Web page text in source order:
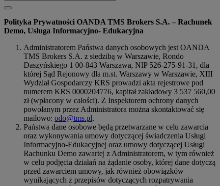
Polityka Prywatności OANDA TMS Brokers S.A. – Rachunek
Demo, Usługa Informacyjno- Edukacyjna
Administratorem Państwa danych osobowych jest OANDA
TMS Brokers S.A. z siedzibą w Warszawie, Rondo
Daszyńskiego 1 00-843 Warszawa, NIP 526-275-91-31, dla
której Sąd Rejonowy dla m.st. Warszawy w Warszawie, XIII
Wydział Gospodarczy KRS prowadzi akta rejestrowe pod
numerem KRS 0000204776, kapitał zakładowy 3 537 560,00
zł (wpłacony w całości). Z Inspektorem ochrony danych
powołanym przez Administratora można skontaktować się
mailowo: odo@tms.pl.
Państwa dane osobowe będą przetwarzane w celu zawarcia
oraz wykonywania umowy dotyczącej świadczenia Usługi
Informacyjno-Edukacyjnej oraz umowy dotyczącej Usługi
Rachunku Demo zawartej z Administratorem, w tym również
w celu podjęcia działań na żądanie osoby, której dane dotyczą
przed zawarciem umowy, jak również obowiązków
wynikających z przepisów dotyczących rozpatrywania